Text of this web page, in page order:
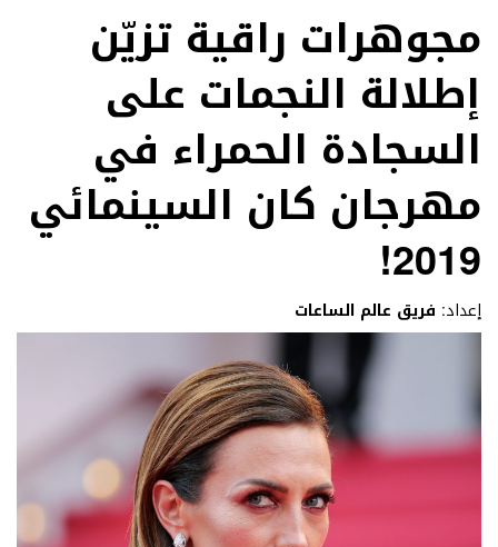
مجوهرات راقية تزيّن
إطلالة النجمات على
السجادة الحمراء في
مهرجان كان السينمائي
2019!
إعداد: فريق عالم الساعات